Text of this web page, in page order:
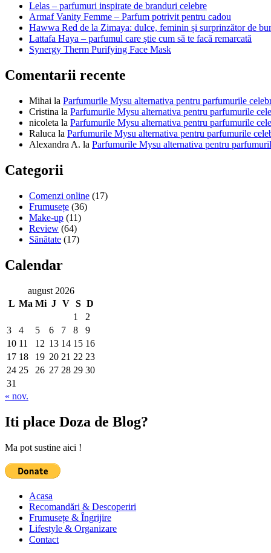
Lelas – parfumuri inspirate de branduri celebre
Armaf Vanity Femme – Parfum potrivit pentru cadou
Hawwa Red de la Zimaya: dulce, feminin și surprinzător de
Lattafa Haya – parfumul care știe cum să te facă remarcată
Synergy Therm Purifying Face Mask
Comentarii recente
Mihai la Parfumurile Mysu alternativa pentru parfumurile
Cristina la Parfumurile Mysu alternativa pentru parfumurile
nicoleta la Parfumurile Mysu alternativa pentru parfumurile
Raluca la Parfumurile Mysu alternativa pentru parfumurile
Alexandra A. la Parfumurile Mysu alternativa pentru
Categorii
Comenzi online (17)
Frumusețe (36)
Make-up (11)
Review (64)
Sănătate (17)
Calendar
august 2026
L Ma Mi J V S D
1
2
3
4 5 6 7 8
9
10 11 12 13 14 15 16
17 18 19 20 21 22 23
24 25 26 27 28 29 30
31
« nov.
Iti place Doza de Blog?
Ma pot sustine aici !
Acasa
Recomandări & Descoperiri
Frumusețe & Îngrijire
Lifestyle & Organizare
Contact